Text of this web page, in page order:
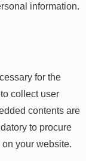
information.
for the
collect user
contents are
to procure
your website.